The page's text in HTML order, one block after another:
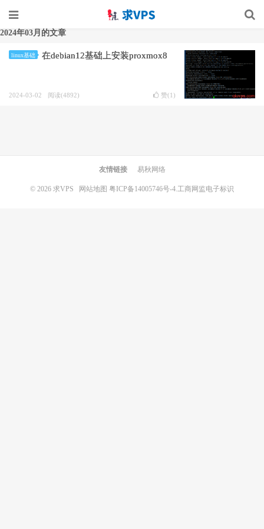
2024年03月的文章
linux基础 在debian12基础上安装proxmox8
2024-03-02 阅读(4892) 赞(1 )
友情链接 易秋网络
© 2026 求VPS 网站地图 粤ICP备14005746号-4.工商网监电子标识